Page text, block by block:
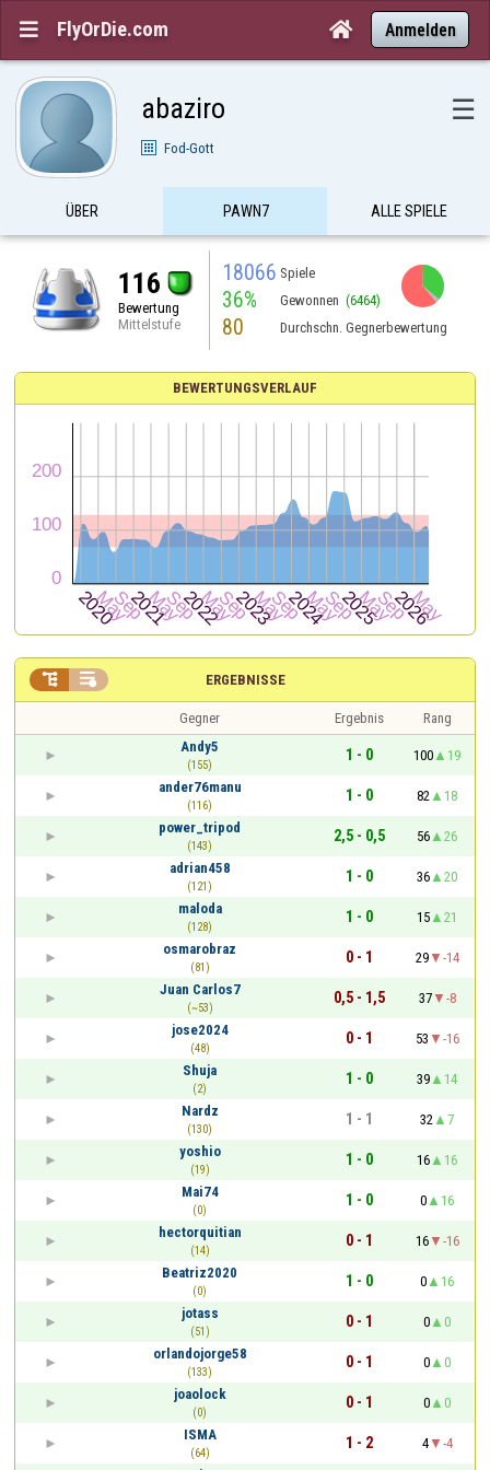
 FlyOrDie.com  Anmelden
abaziro ☰
Fod-Gott
ÜBER PAWN7 ALLE SPIELE
116
Bewertung
Mittelstufe
18066 Spiele
36% Gewonnen (6464)
80 Durchschn. Gegnerbewertung
BEWERTUNGSVERLAUF
ERGEBNISSE
 
Gegner Ergebnis
Rang
Andy5
(155)
1 - 0 100
19
ander76manu
(116)
1 - 0 82
18
power_tripod
(143)
2,5 - 0,5 56
26
adrian458
(121)
1 - 0 36
20
maloda
(128)
1 - 0 15
21
osmarobraz
(81)
0 - 1 29
-14
Juan Carlos7
(~53)
0,5 - 1,5 37
-8
jose2024
(48)
0 - 1 53
-16
Shuja
(2)
1 - 0 39
14
Nardz
(130)
1 - 1 32
7
yoshio
(19)
1 - 0 16
16
Mai74
(0)
1 - 0 0
16
hectorquitian
(14)
0 - 1 16
-16
Beatriz2020
(0)
1 - 0 0
16
jotass
(51)
0 - 1 0
0
orlandojorge58
(133)
0 - 1 0
0
joaolock
(0)
0 - 1 0
0
ISMA
(64)
1 - 2 4
-4